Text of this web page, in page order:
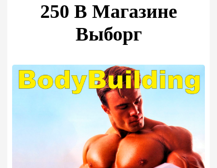
250 В Магазине
Выборг